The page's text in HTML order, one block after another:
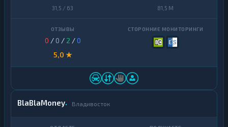
31,5 / 63 81,5 M
0 / 0 / 2 /0
5,0 ★
BlaBlaMoney Владивосток